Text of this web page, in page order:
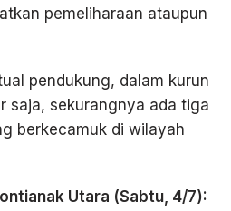
pemeliharaan ataupun
pendukung, dalam kurun
saja, sekurangnya ada tiga
berkecamuk di wilayah
Utara (Sabtu, 4/7):